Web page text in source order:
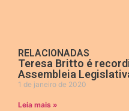
RELACIONADAS
Teresa Britto é
Assembleia
1 de janeiro de 2020
Leia mais »